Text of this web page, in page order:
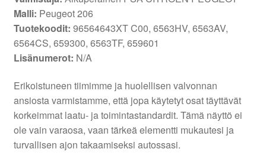
Malli: Peugeot 206
Tuotekoodit: 96564643XT C00, 6563HV, 6563AV,
6564CS, 659300, 6563TF, 659601
Lisänumerot: N/A
Erikoistuneen tiimimme ja huolellisen valvonnan
ansiosta varmistamme, että jopa käytetyt osat täyttävät
korkeimmat laatu- ja toimintastandardit. Tämä näyttö ei
ole vain varaosa, vaan tärkeä elementti mukautesi ja
turvallisen ajon takaamiseksi autossasi.